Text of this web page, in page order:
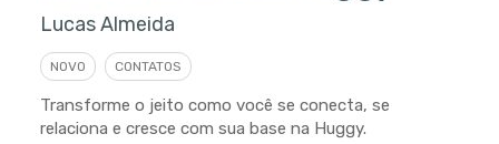
Lucas Almeida
NOVO CONTATOS
Transforme o jeito como você se conecta, se
relaciona e cresce com sua base na Huggy.